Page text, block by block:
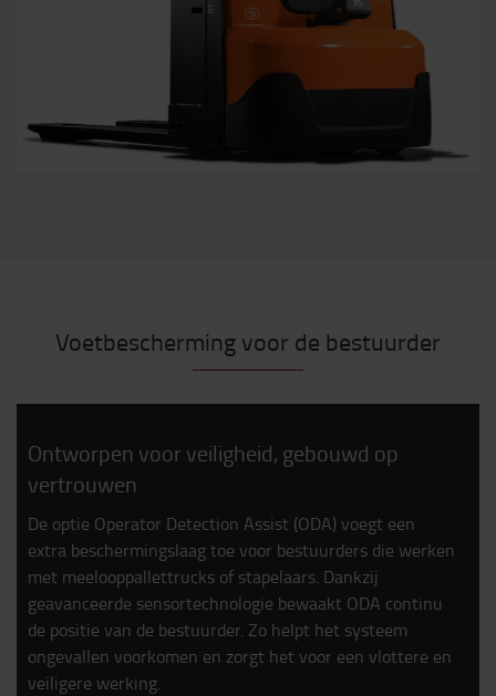
Voetbescherming voor de bestuurder
Ontworpen voor veiligheid, gebouwd op
vertrouwen
De optie Operator Detection Assist (ODA) voegt een
extra beschermingslaag toe voor bestuurders die werken
met meelooppallettrucks of stapelaars. Dankzij
geavanceerde sensortechnologie bewaakt ODA continu
de positie van de bestuurder. Zo helpt het systeem
ongevallen voorkomen en zorgt het voor een vlottere en
veiligere werking.